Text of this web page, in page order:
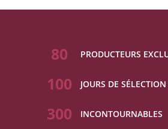
80 PRODUCTEURS
100 JOURS DE
300 INCONTOURNABLES